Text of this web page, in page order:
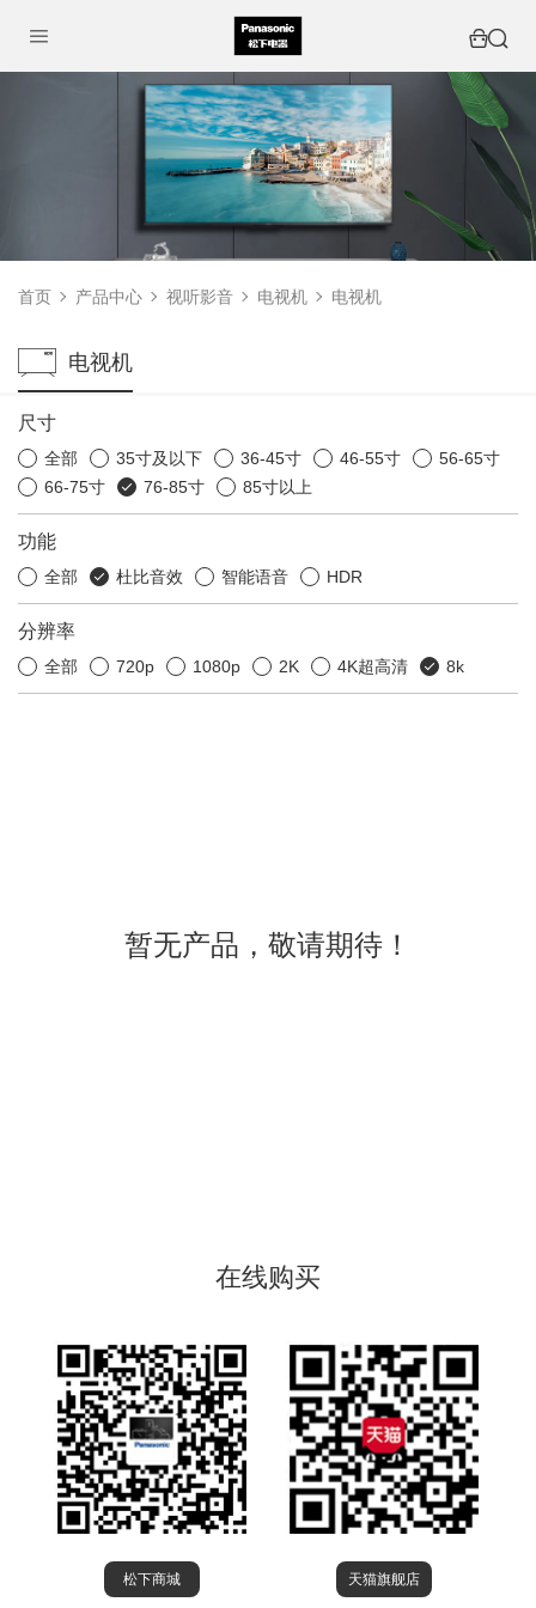
首页 产品中心 视听影音 电视机 电视机
电视机
尺寸
全部 35寸及以下 36-45寸 46-55寸
56-65寸
66-75寸
76-85寸 85寸以上
功能
全部 杜比音效 智能语音 HDR
分辨率
全部 720p 1080p 2K 4K超高清 8k
暂无产品，敬请期待！
在线购买
松下商城 天猫旗舰店